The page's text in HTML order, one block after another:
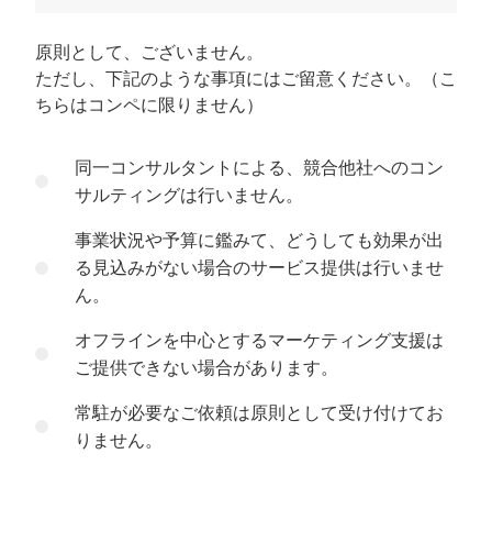
原則として、ございません。
ただし、下記のような事項にはご留意ください。（こ
ちらはコンペに限りません）
同一コンサルタントによる、競合他社へのコン
サルティングは行いません。
事業状況や予算に鑑みて、どうしても効果が出
る見込みがない場合のサービス提供は行いませ
ん。
オフラインを中心とするマーケティング支援は
ご提供できない場合があります。
常駐が必要なご依頼は原則として受け付けてお
りません。